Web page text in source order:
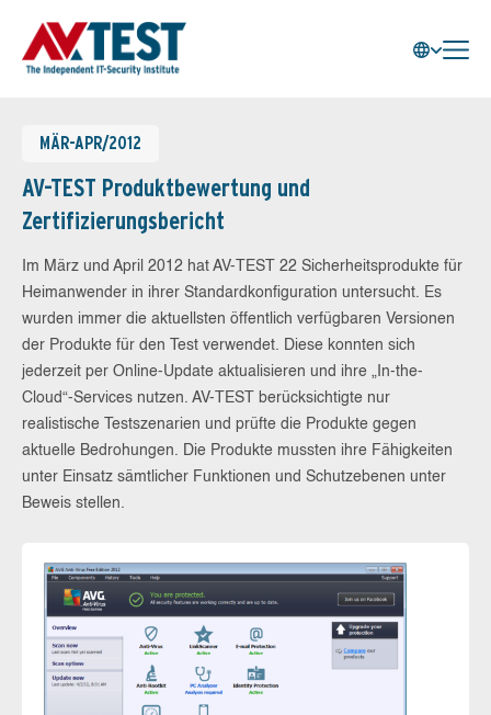
MÄR-APR/2012
AV-TEST Produktbewertung und
Zertifizierungsbericht
Im März und April 2012 hat AV-TEST 22 Sicherheitsprodukte für
Heimanwender in ihrer Standardkonfiguration untersucht. Es
wurden immer die aktuellsten öffentlich verfügbaren Versionen
der Produkte für den Test verwendet. Diese konnten sich
jederzeit per Online-Update aktualisieren und ihre „In-the-
Cloud“-Services nutzen. AV-TEST berücksichtigte nur
realistische Testszenarien und prüfte die Produkte gegen
aktuelle Bedrohungen. Die Produkte mussten ihre Fähigkeiten
unter Einsatz sämtlicher Funktionen und Schutzebenen unter
Beweis stellen.